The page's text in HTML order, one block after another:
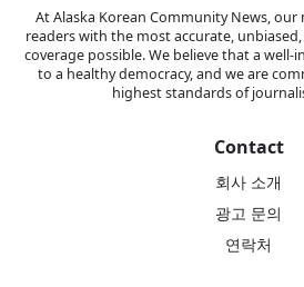
At Alaska Korean Community News,
readers with the most accurate,
coverage possible. We believe that a
to a healthy democracy, and we are
highest standards of
Contact
회사 소개
광고 문의
연락처